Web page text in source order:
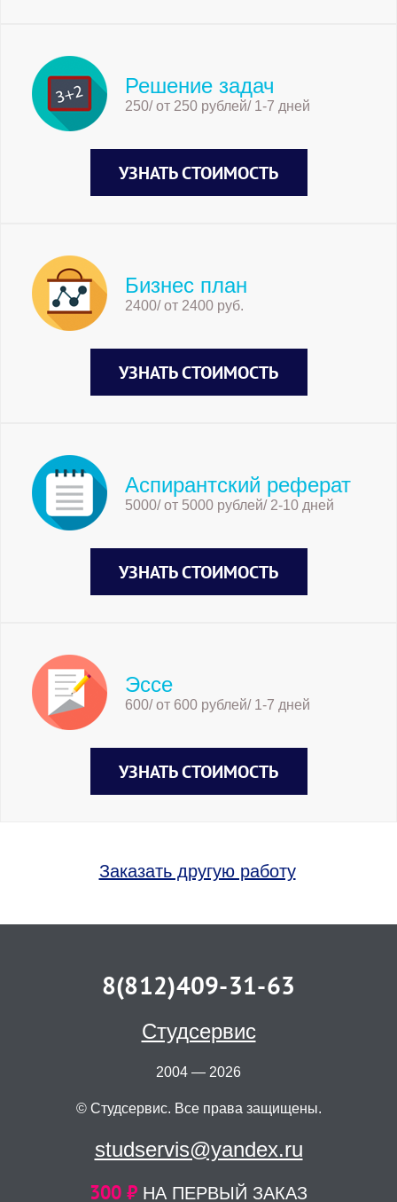
Решение задач
250/ от 250 рублей/ 1-7 дней
УЗНАТЬ СТОИМОСТЬ
Бизнес план
2400/ от 2400 руб.
УЗНАТЬ СТОИМОСТЬ
Аспирантский реферат
5000/ от 5000 рублей/ 2-10 дней
УЗНАТЬ СТОИМОСТЬ
Эссе
600/ от 600 рублей/ 1-7 дней
УЗНАТЬ СТОИМОСТЬ
Заказать другую работу
8(812)409-31-63
Студсервис
2004 — 2026
© Студсервис. Все права защищены.
studservis@yandex.ru
300 ₽ НА ПЕРВЫЙ ЗАКАЗ